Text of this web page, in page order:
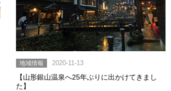
地域情報 2020-11-13
【山形銀山温泉へ25年ぶりに出かけてきまし
た】